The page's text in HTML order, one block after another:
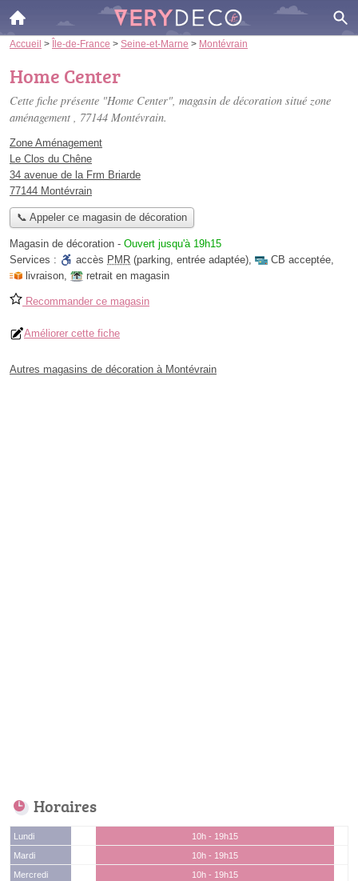
Accueil > Île-de-France > Seine-et-Marne > Montévrain
Home Center
Cette fiche présente "Home Center", magasin de décoration situé zone
aménagement , 77144 Montévrain.
Zone Aménagement
Le Clos du Chêne
34 avenue de la Frm Briarde
77144 Montévrain
📞 Appeler ce magasin de décoration
Magasin de décoration - Ouvert jusqu'à 19h15
Services :
accès PMR (parking, entrée adaptée), CB acceptée,
livraison, retrait en magasin
Recommander ce magasin
Améliorer cette fiche
Autres magasins de décoration à Montévrain
Horaires
Lundi
10h - 19h15
Mardi
10h - 19h15
Mercredi
10h - 19h15